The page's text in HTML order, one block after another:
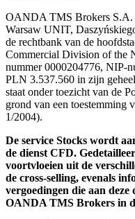
OANDA TMS Brokers S.A.
Warsaw UNIT,
de rechtbank van de
Commercial Division of the
nummer 0000204776, NIP-
PLN 3.537.560 in zijn
staat onder toezicht van de
grond van een
1/2004).
De service Stocks wordt
de dienst CFD.
voortvloeien uit de
de cross-selling, evenals
vergoedingen die aan
OANDA TMS Brokers in